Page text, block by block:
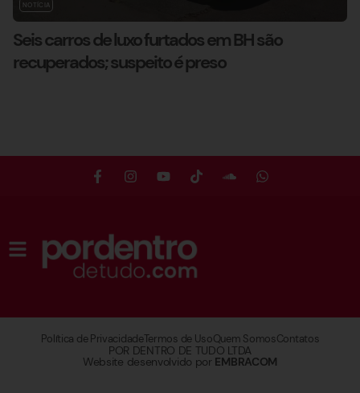
NOTÍCIA
Seis carros de luxo furtados em BH são
recuperados; suspeito é preso
Política de PrivacidadeTermos de UsoQuem SomosContatos
POR DENTRO DE TUDO LTDA
Website desenvolvido por EMBRACOM